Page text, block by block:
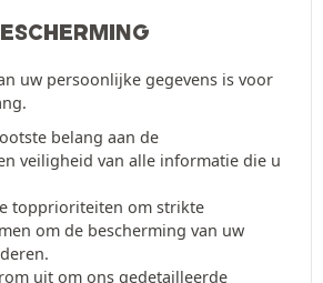
uw persoonlijke gegevens is voor
belang aan de
veiligheid van alle informatie die u
topprioriteiten om strikte
om de bescherming van uw
uit om ons gedetailleerde